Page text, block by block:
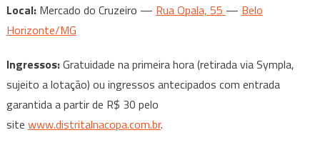
Local:Mercado do Cruzeiro — Rua Opala, 55 — Belo
Horizonte/MG
Ingressos:Gratuidade na primeira hora (retirada via Sympla,
sujeito a lotação) ou ingressos antecipados com entrada
garantida a partir de R$ 30 pelo
site www.distritalnacopa.com.br.